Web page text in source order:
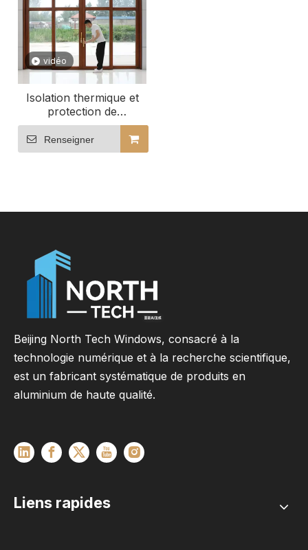
vidéo
Isolation thermique et
protection de
l'environnement Portes
coulissantes en verre et
bois revêtues
Renseigner
Beijing North Tech Windows, consacré à la
technologie numérique et à la recherche scientifique,
est un fabricant systématique de produits en
aluminium de haute qualité.
Liens rapides